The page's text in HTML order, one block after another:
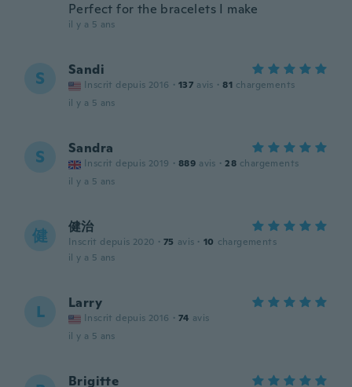
Perfect for the bracelets I make
il y a 5 ans
S Sandi
Inscrit depuis 2016 · 137 avis · 81 chargements
il y a 5 ans
S Sandra
Inscrit depuis 2019 · 889 avis · 28 chargements
il y a 5 ans
健 健治
Inscrit depuis 2020 · 75 avis · 10 chargements
il y a 5 ans
L Larry
Inscrit depuis 2016 · 74 avis
il y a 5 ans
Brigitte